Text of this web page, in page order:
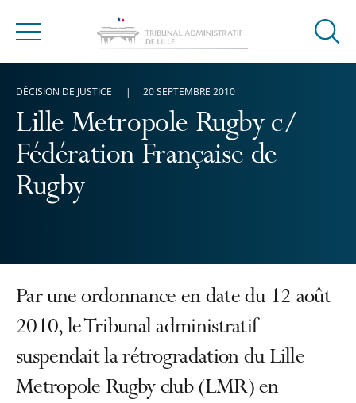
Menu
Ouvrir
Lille Metropole Rugby c/
Fédération Française de
Rugby
DÉCISION DE JUSTICE 20 SEPTEMBRE 2010
Par une ordonnance en date du 12 août
2010, le Tribunal administratif
suspendait la rétrogradation du Lille
Metropole Rugby club (LMR) en